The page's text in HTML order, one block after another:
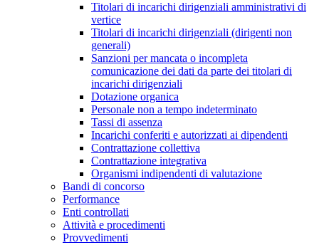
Titolari di incarichi dirigenziali amministrativi di
vertice
Titolari di incarichi dirigenziali (dirigenti non
generali)
Sanzioni per mancata o incompleta
comunicazione dei dati da parte dei titolari di
incarichi dirigenziali
Dotazione organica
Personale non a tempo indeterminato
Tassi di assenza
Incarichi conferiti e autorizzati ai dipendenti
Contrattazione collettiva
Contrattazione integrativa
Organismi indipendenti di valutazione
Bandi di concorso
Performance
Enti controllati
Attività e procedimenti
Provvedimenti